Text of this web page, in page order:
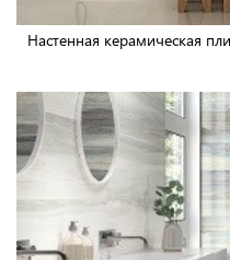
Настенная керамическая